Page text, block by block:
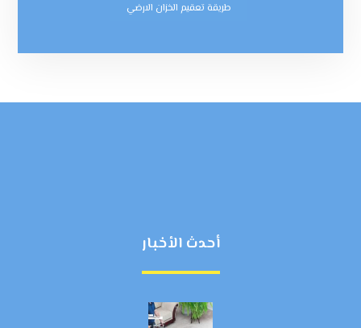
طريقة تعقيم الخزان الارضي
أحدث الأخبار